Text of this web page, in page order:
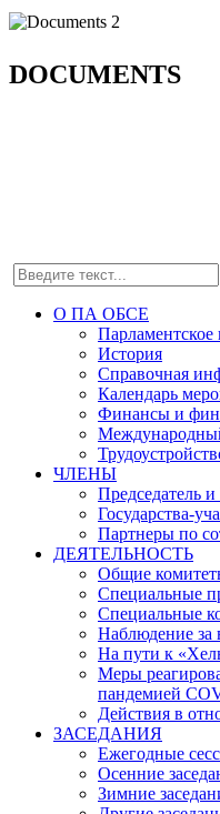
DOCUMENTS
О ПА ОБСЕ
История
Справочная
Календарь
Финансы и
ЧЛЕНЫ
Председатель
Государства-
Партнеры по
ДЕЯТЕЛЬНОСТЬ
Общие
Специальные
Специальные
Наблюдение за
На пути к
Меры
пандемией
Действия в
ЗАСЕДАНИЯ
Ежегодные
Осенние
Зимние